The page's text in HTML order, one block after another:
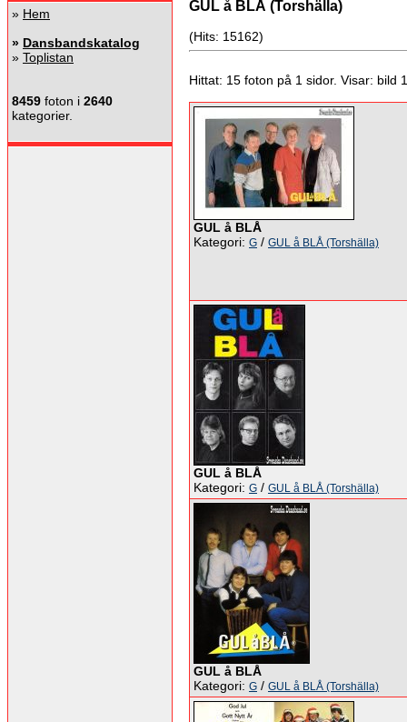
» Hem
» Dansbandskatalog
» Toplistan
8459 foton i 2640
kategorier.
GUL å BLÅ (Torshälla)
(Hits: 15162)
Hittat: 15 foton på 1 sidor. Visar: bild
GUL å BLÅ
Kategori: G / GUL å BLÅ (Torshälla)
GUL å BLÅ
Kategori: G / GUL å BLÅ (Torshälla)
GUL å BLÅ
Kategori: G / GUL å BLÅ (Torshälla)